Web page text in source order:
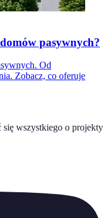
pasywnych?
Od
Zobacz, co oferuje
wszystkiego o projekty